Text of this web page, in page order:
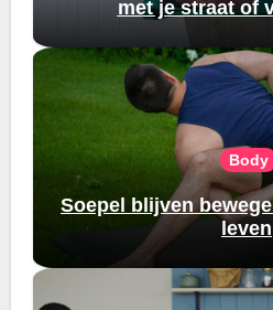
met je straat of
Body
Soepel blijven
leven